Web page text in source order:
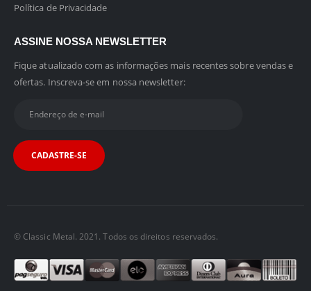
Política de Privacidade
ASSINE NOSSA NEWSLETTER
Fique atualizado com as informações mais recentes sobre vendas e
ofertas. Inscreva-se em nossa newsletter:
© Classic Metal. 2021. Todos os direitos reservados.